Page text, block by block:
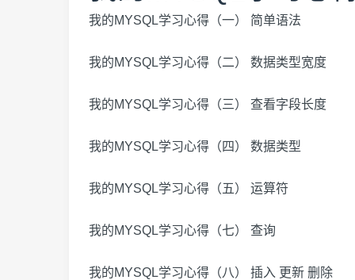
我的MYSQL学习心得（一） 简单语法
我的MYSQL学习心得（二） 数据类型宽度
我的MYSQL学习心得（三） 查看字段长度
我的MYSQL学习心得（四） 数据类型
我的MYSQL学习心得（五） 运算符
我的MYSQL学习心得（七） 查询
我的MYSQL学习心得（八） 插入 更新 删除